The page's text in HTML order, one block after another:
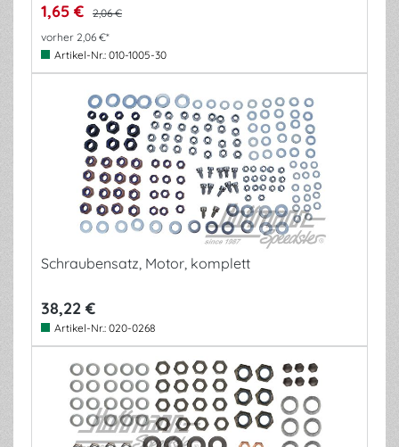
1,65 €
2,06 €
vorher 2,06 €*
Artikel-Nr.: 010-1005-30
Schraubensatz, Motor, komplett
38,22 €
Artikel-Nr.: 020-0268